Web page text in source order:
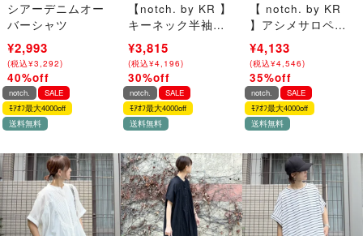
シアーデニムオー
バーシャツ
¥4,990
(税込¥5,489)
→
¥2,993
(税込¥3,292)
40%off
【notch. by KR 】
キーネック半袖ビ
ッグワンピース
¥5,450
(税込¥5,995)
→
¥3,815
(税込¥4,196)
30%off
【 notch. by KR
】アシメサロペッ
ト
¥6,360
(税込¥6,996)
→
¥4,133
(税込¥4,546)
35%off
notch.
SALE
ﾓｱｵﾌ最大4000off
送料無料
notch.
SALE
ﾓｱｵﾌ最大4000off
送料無料
notch.
SALE
ﾓｱｵﾌ最大4000off
送料無料